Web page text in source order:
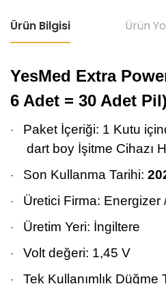
Ürün Bilgisi Ürün
YesMed Extra
6 Adet = 30 Adet
·
Paket İçeriği: 1 Kutu
dart boy İşitme Cihazı
· Son Kullanma Tarihi:
· Üretici Firma: Energizer
· Üretim Yeri: İngiltere
· Volt değeri: 1,45 V
· Tek Kullanımlık Düğme